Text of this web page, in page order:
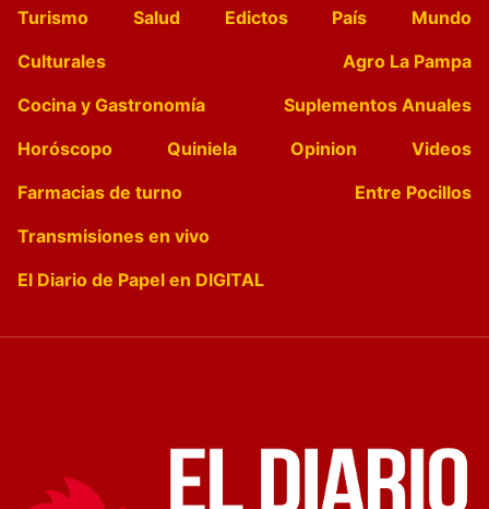
Turismo
Salud Edictos País
Mundo
Culturales
Agro La Pampa
Cocina y Gastronomía
Suplementos Anuales
Horóscopo
Quiniela Opinion
Videos
Farmacias de turno
Entre Pocillos
Transmisiones en vivo
El Diario de Papel en DIGITAL